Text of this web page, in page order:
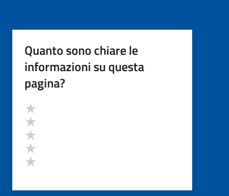
Quanto sono chiare le
informazioni su questa
pagina?
Valutazione